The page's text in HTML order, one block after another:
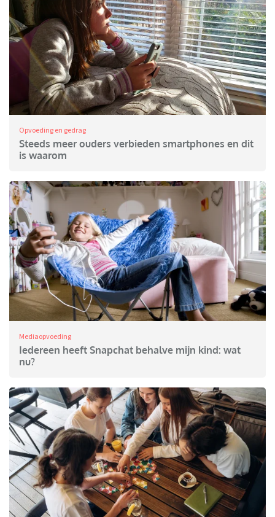
Opvoeding en gedrag
Steeds meer ouders verbieden smartphones en dit
is waarom
Mediaopvoeding
Iedereen heeft Snapchat behalve mijn kind: wat
nu?